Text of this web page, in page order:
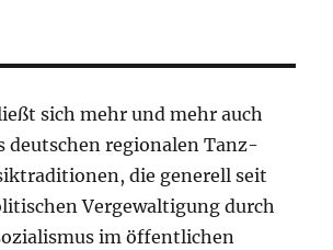
sich mehr und mehr auch
deutschen regionalen Tanz-
die generell seit
Vergewaltigung durch
im öffentlichen